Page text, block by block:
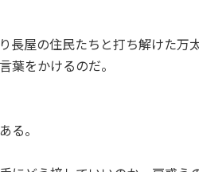
長屋の住民たちと打ち解けた万
葉をかけるのだ。
る。